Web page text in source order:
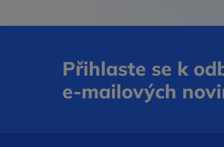
Přihlaste se k
e‑mailových